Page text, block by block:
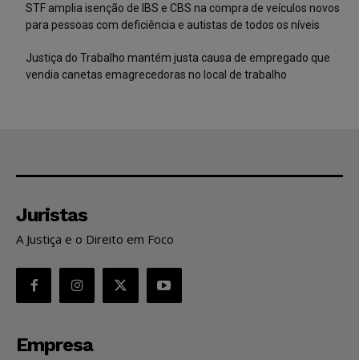
STF amplia isenção de IBS e CBS na compra de veículos novos
para pessoas com deficiência e autistas de todos os níveis
Justiça do Trabalho mantém justa causa de empregado que
vendia canetas emagrecedoras no local de trabalho
Juristas
A Justiça e o Direito em Foco
Empresa